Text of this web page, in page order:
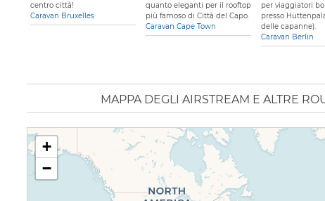
centro città!
Caravan Bruxelles
quanto eleganti per il rooftop
più famoso di Città del Capo.
Caravan Cape Town
per viaggiatori
presso
delle capanne).
Caravan Berlin
MAPPA DEGLI AIRSTREAM E ALTRE
+
−